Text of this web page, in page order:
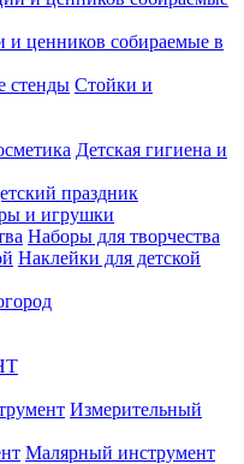
ценников собираемые в
Стойки и
Детская гигиена и
праздник
и игрушки
Наборы для творчества
Наклейки для детской
Измерительный
Малярный инструмент